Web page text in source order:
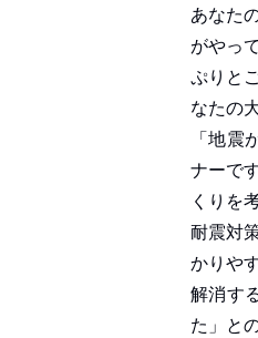
あなた
がやっ
ぷりと
なたの
「地
ナーで
くりを
耐震対
かりや
解消す
た」と